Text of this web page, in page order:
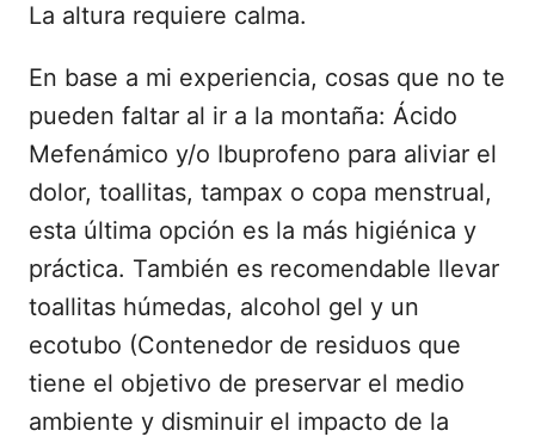
La altura requiere calma.
En base a mi experiencia, cosas que no te
pueden faltar al ir a la montaña: Ácido
Mefenámico y/o Ibuprofeno para aliviar el
dolor, toallitas, tampax o copa menstrual,
esta última opción es la más higiénica y
práctica. También es recomendable llevar
toallitas húmedas, alcohol gel y un
ecotubo (Contenedor de residuos que
tiene el objetivo de preservar el medio
ambiente y disminuir el impacto de la